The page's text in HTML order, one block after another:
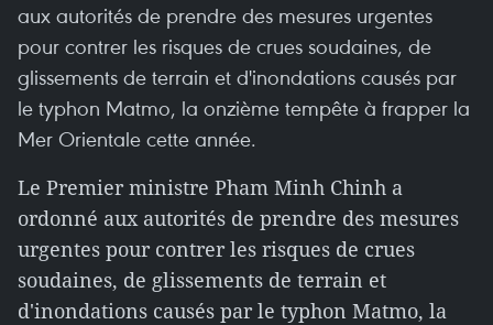
aux autorités de prendre des mesures urgentes
pour contrer les risques de crues soudaines, de
glissements de terrain et d'inondations causés par
le typhon Matmo, la onzième tempête à frapper la
Mer Orientale cette année.
Le Premier ministre Pham Minh Chinh a
ordonné aux autorités de prendre des mesures
urgentes pour contrer les risques de crues
soudaines, de glissements de terrain et
d'inondations causés par le typhon Matmo, la